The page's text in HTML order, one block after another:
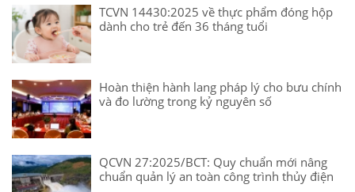
TCVN 14430:2025 về thực phẩm đóng hộp
dành cho trẻ đến 36 tháng tuổi
Hoàn thiện hành lang pháp lý cho bưu chính
và đo lường trong kỷ nguyên số
QCVN 27:2025/BCT: Quy chuẩn mới nâng
chuẩn quản lý an toàn công trình thủy điện